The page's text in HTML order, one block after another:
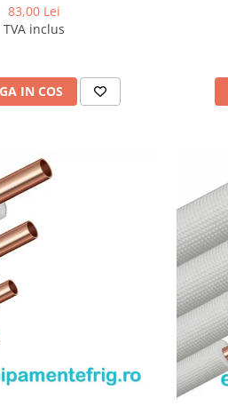
83,00 Lei
TVA inclus
IN COS